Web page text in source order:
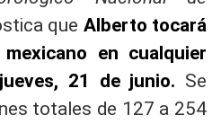
que Alberto tocará
en cualquier
21 de junio. Se
totales de 127 a 254